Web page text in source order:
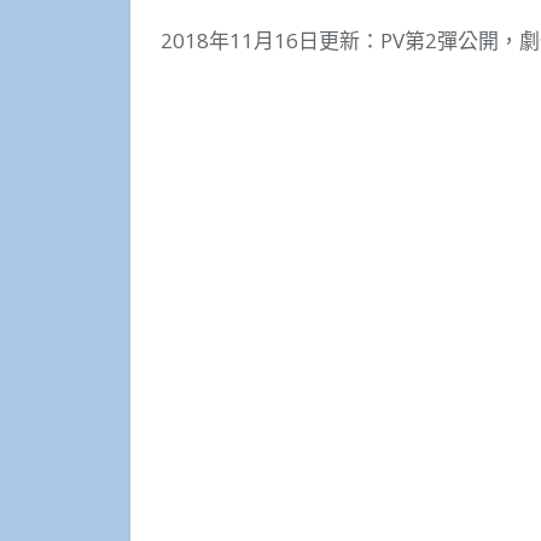
2018年11月16日更新：PV第2彈公開，